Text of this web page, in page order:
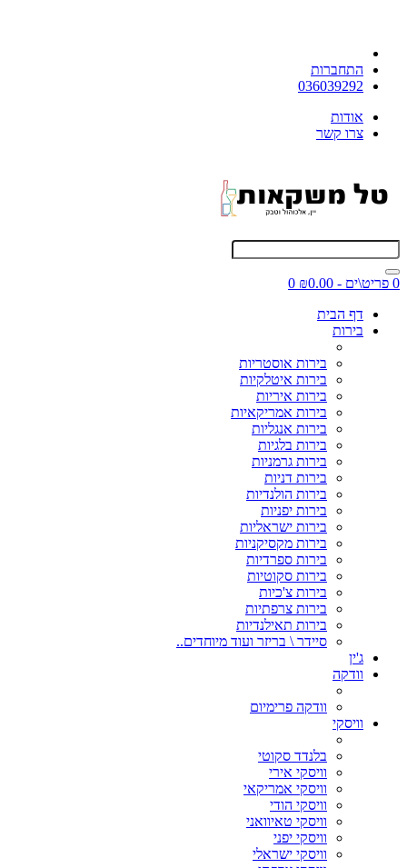
התחברות
036039292
אודות
צרו קשר
0 פריט\ים - ₪0.00
0
דף הבית
בירות
בירות אוסטריות
בירות איטלקיות
בירות איריות
בירות אמריקאיות
בירות אנגליות
בירות בלגיות
בירות גרמניות
בירות דניות
בירות הולנדיות
בירות יפניות
בירות ישראליות
בירות מקסיקניות
בירות ספרדיות
בירות סקוטיות
בירות צ'כיות
בירות צרפתיות
בירות תאילנדיות
סיידר \ בריזר ועוד מיוחדים..
ג'ין
וודקה
וודקה פרימיום
וויסקי
בלנדד סקוטי
וויסקי אירי
וויסקי אמריקאי
וויסקי הודי
וויסקי טאיוואני
וויסקי יפני
וויסקי ישראלי